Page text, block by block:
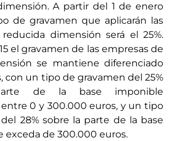
A partir del 1 de enero
de gravamen que aplicarán las
dimensión será el 25%.
el gravamen de las empresas de
se mantiene diferenciado
con un tipo de gravamen del 25%
de la base imponible
0 y 300.000 euros, y un tipo
28% sobre la parte de la base
exceda de 300.000 euros.